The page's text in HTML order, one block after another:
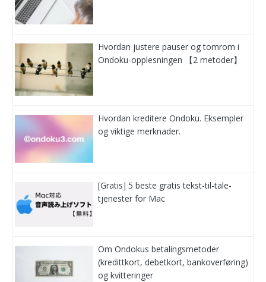
Hvordan justere pauser og tomrom i
Ondoku-opplesningen 【2 metoder】
Hvordan kreditere Ondoku. Eksempler
og viktige merknader.
[Gratis] 5 beste gratis tekst-til-tale-
tjenester for Mac
Om Ondokus betalingsmetoder
(kredittkort, debetkort, bankoverføring)
og kvitteringer